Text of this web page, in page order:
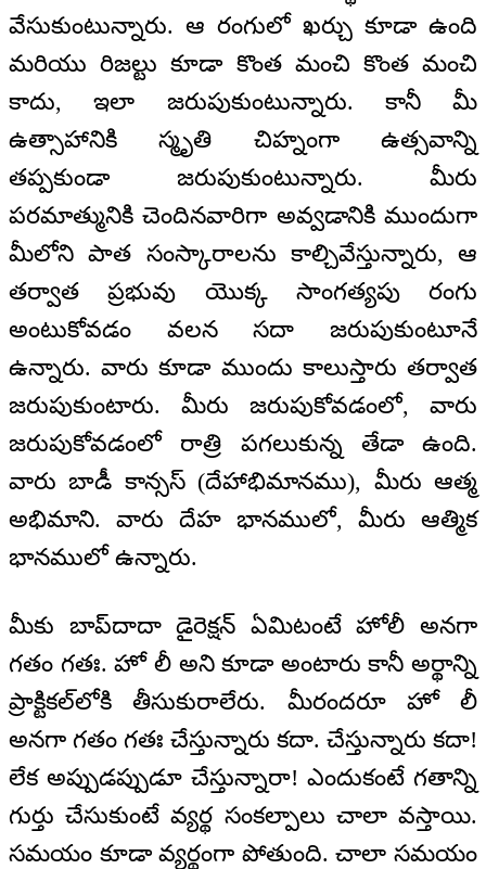
వేసుకుంటున్నారు. ఆ రంగులో ఖర్చు కూడా ఉంది
మరియు రిజల్టు కూడా కొంత మంచి కొంత మంచి
కాదు, ఇలా జరుపుకుంటున్నారు. కానీ మీ
ఉత్సాహానికి స్మృతి చిహ్నంగా ఉత్సవాన్ని
తప్పకుండా జరుపుకుంటున్నారు. మీరు
పరమాత్మునికి చెందినవారిగా అవ్వడానికి ముందుగా
మీలోని పాత సంస్కారాలను కాల్చివేస్తున్నారు, ఆ
తర్వాత ప్రభువు యొక్క సాంగత్యపు రంగు
అంటుకోవడం వలన సదా జరుపుకుంటూనే
ఉన్నారు. వారు కూడా ముందు కాలుస్తారు తర్వాత
జరుపుకుంటారు. మీరు జరుపుకోవడంలో, వారు
జరుపుకోవడంలో రాత్రి పగలుకున్న తేడా ఉంది.
వారు బాడీ కాన్సస్ (దేహాభిమానము), మీరు ఆత్మ
అభిమాని. వారు దేహ భానములో, మీరు ఆత్మిక
భానములో ఉన్నారు.
మీకు బాప్‌దాదా డైరెక్షన్ ఏమిటంటే హోలీ అనగా
గతం గతః. హో లీ అని కూడా అంటారు కానీ అర్థాన్ని
ప్రాక్టికల్‌లోకి తీసుకురాలేరు. మీరందరూ హో లీ
అనగా గతం గతః చేస్తున్నారు కదా. చేస్తున్నారు కదా!
లేక అప్పుడప్పుడూ చేస్తున్నారా! ఎందుకంటే గతాన్ని
గుర్తు చేసుకుంటే వ్యర్థ సంకల్పాలు చాలా వస్తాయి.
సమయం కూడా వ్యర్థంగా పోతుంది. చాలా సమయం